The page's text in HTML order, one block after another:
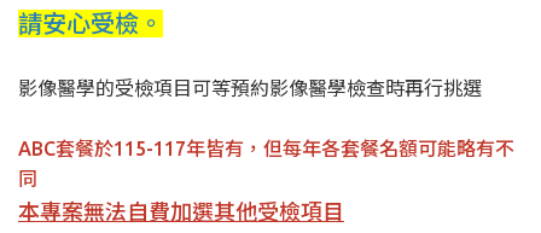
請安心受檢。
影像醫學的受檢項目可等預約影像醫學檢查時再行挑選
ABC套餐於115-117年皆有，但每年各套餐名額可能略有不
同
本專案無法自費加選其他受檢項目